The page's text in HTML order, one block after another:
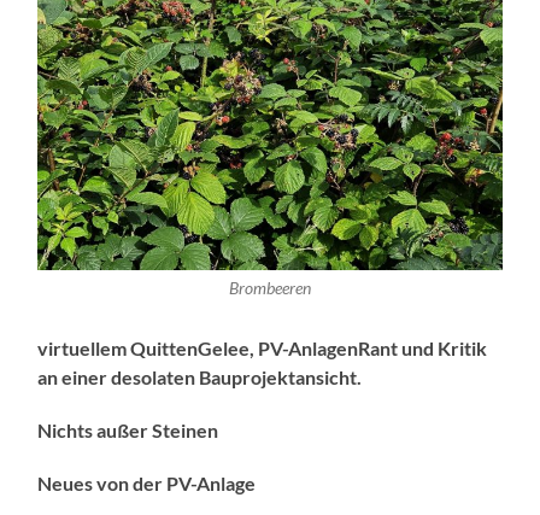
Brombeeren
virtuellem QuittenGelee, PV-AnlagenRant und Kritik
an einer desolaten Bauprojektansicht.
Nichts außer Steinen
Neues von der PV-Anlage